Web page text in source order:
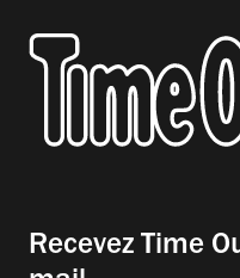
Recevez Time